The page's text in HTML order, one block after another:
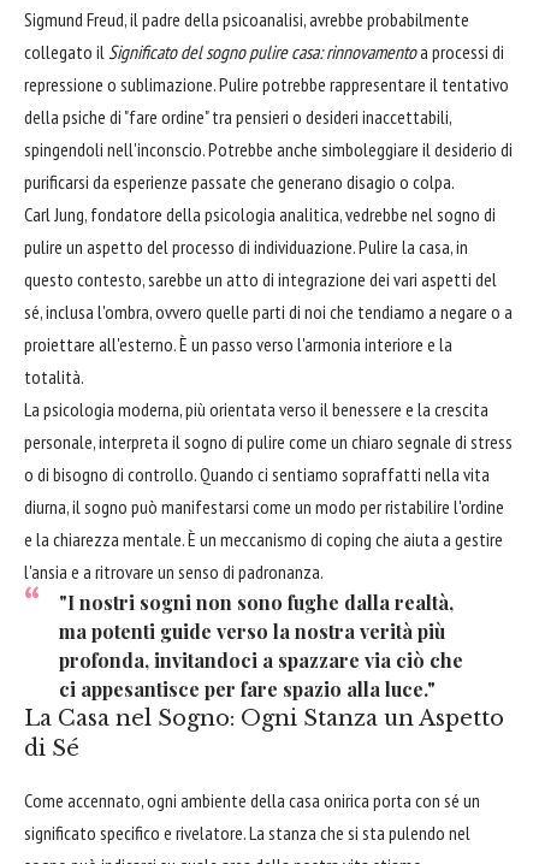
Sigmund Freud, il padre della psicoanalisi, avrebbe probabilmente
collegato il Significato del sogno pulire casa: rinnovamentoa processi di
repressione o sublimazione. Pulire potrebbe rappresentare il tentativo
della psiche di "fare ordine" tra pensieri o desideri inaccettabili,
spingendoli nell'inconscio. Potrebbe anche simboleggiare il desiderio di
purificarsi da esperienze passate che generano disagio o colpa.
Carl Jung, fondatore della psicologia analitica, vedrebbe nel sogno di
pulire un aspetto del processo di individuazione. Pulire la casa, in
questo contesto, sarebbe un atto di integrazione dei vari aspetti del
sé, inclusa l'ombra, ovvero quelle parti di noi che tendiamo a negare o a
proiettare all'esterno. È un passo verso l'armonia interiore e la
totalità.
La psicologia moderna, più orientata verso il benessere e la crescita
personale, interpreta il sogno di pulire come un chiaro segnale di stress
o di bisogno di controllo. Quando ci sentiamo sopraffatti nella vita
diurna, il sogno può manifestarsi come un modo per ristabilire l'ordine
e la chiarezza mentale. È un meccanismo di coping che aiuta a gestire
l'ansia e a ritrovare un senso di padronanza.
"I nostri sogni non sono fughe dalla realtà,
ma potenti guide verso la nostra verità più
profonda, invitandoci a spazzare via ciò che
ci appesantisce per fare spazio alla luce."
La Casa nel Sogno: Ogni Stanza un Aspetto
di Sé
Come accennato, ogni ambiente della casa onirica porta con sé un
significato specifico e rivelatore. La stanza che si sta pulendo nel